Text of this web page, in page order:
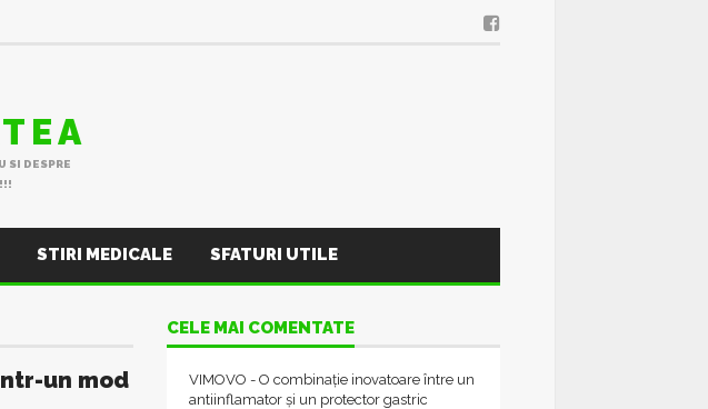
SI DESPRE
STIRI MEDICALE SFATURI UTILE
un mod
CELE MAI COMENTATE
VIMOVO - O combinație inovatoare între un
antiinflamator și un protector gastric